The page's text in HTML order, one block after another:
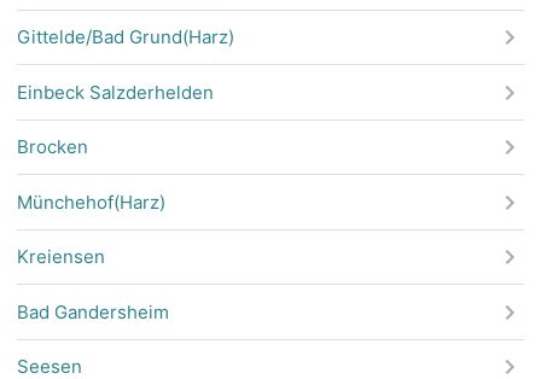
Gittelde/Bad Grund(Harz)
Einbeck Salzderhelden
Brocken
Münchehof(Harz)
Kreiensen
Bad Gandersheim
Seesen